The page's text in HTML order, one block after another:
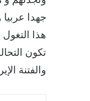
جهدا عربيا
هذا
تكون
والفتنة